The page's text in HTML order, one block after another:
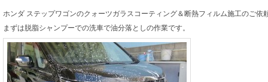
ホンダ ステップワゴンのクォーツガラスコーティング＆断熱フィルム施工のご依
まずは脱脂シャンプーでの洗車で油分落としの作業です。